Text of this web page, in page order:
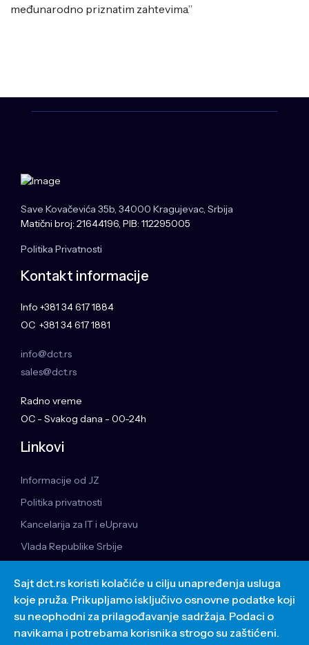
međunarodno priznatim zahtevima.”
Save Kovačevića 35b, 34000 Kragujevac, Srbija
Matični broj: 21644196, PIB: 112295005
Politika Privatnosti
Kontakt informacije
Info +381 34 617 1884
OC +381 34 617 1881
info@dct.rs
sales@dct.rs
Radno vreme
OC - Svakog dana - 00-24h
Linkovi
Informacije od JZ
Politika privatnosti
Kancelarija za IT i eUpravu
Vlada Republike Srbije
Nacionalna AI platforma
© Copyright 2026. Data Cloud Technology doo. Sva prava zadržana.
Sajt dct.rs koristi kolačiće u cilju unapređenja usluga
koje pruža. Prikupljamo isključivo osnovne podatke koji
su neophodni za prilagođavanje sadržaja. Podaci o
navikama i potrebama korisnika strogo su zaštićeni.